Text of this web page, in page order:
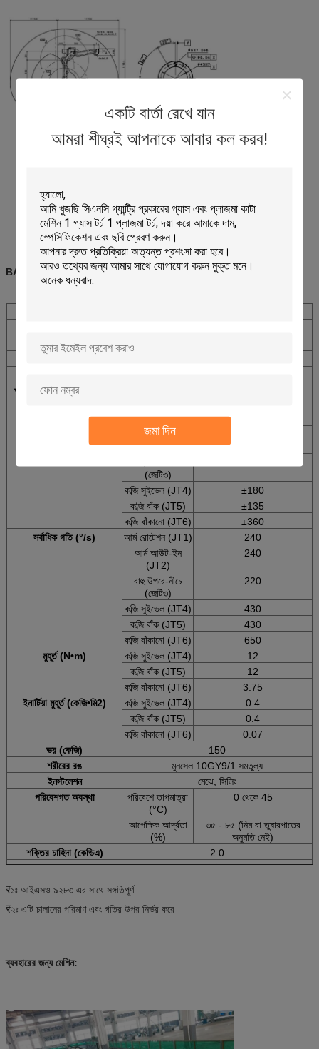
একটি বার্তা রেখে যান
আমরা শীঘ্রই আপনাকে আবার কল করব!
জমা দিন
BA006N স্পেসিফিকেশন
স্বাধীনতার মাত্রা
অবস্থানগত পুনরাবৃত্তিযোগ্যতা
গতির পরিসীমা (°) আর্ম রোটেশন (JT1)
আর্ম আউট-ইন
(JT2)
(জেটি৩)
কব্জি সুইভেল (JT4)
±180
কব্জি বাঁক (JT5)
±135
কব্জি বাঁকানো (JT6)
±360
সর্বাধিক গতি (°/s)
আর্ম রোটেশন (JT1)
240
আর্ম আউট-ইন
(JT2)
240
বাহু উপরে-নীচে
(জেটি৩)
220
কব্জি সুইভেল (JT4)
430
কব্জি বাঁক (JT5)
430
কব্জি বাঁকানো (JT6)
650
মুহূর্ত (N•m)
কব্জি সুইভেল (JT4)
12
কব্জি বাঁক (JT5)
12
কব্জি বাঁকানো (JT6)
3.75
ইনার্টিয়া মুহূর্ত (কেজি•মি2)
কব্জি সুইভেল (JT4)
0.4
কব্জি বাঁক (JT5)
0.4
কব্জি বাঁকানো (JT6)
0.07
ভর (কেজি)
150
শরীরের রঙ
মুনসেল 10GY9/1 সমতুল্য
ইনস্টলেশন
মেঝে, সিলিং
পরিবেশগত অবস্থা
পরিবেশে তাপমাত্রা
(°C)
0 থেকে 45
আপেক্ষিক আর্দ্রতা
(%)
৩৫ - ৮৫ (নিম বা তুষারপাতের
অনুমতি নেই)
শক্তির চাহিদা (কেভিএ)
2.0
সুরক্ষার মাত্রা
আইপি ৬৫
জাপান ও এশিয়া
₹১ঃ আইএসও ৯২৮৩ এর সাথে সঙ্গতিপূর্ণ
₹২ঃ এটি চালানের পরিমাণ এবং গতির উপর নির্ভর করে
ব্যবহারের জন্য মেশিন: